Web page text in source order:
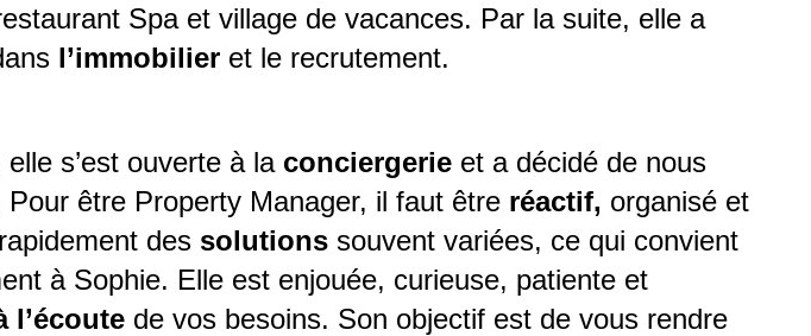
Spa et village de vacances. Par la suite, elle a
l’immobilier et le recrutement.
s’est ouverte à la conciergerie et a décidé de nous
Pour être Property Manager, il faut être réactif, organisé et
des solutions souvent variées, ce qui convient
à Sophie. Elle est enjouée, curieuse, patiente et
l’écoute de vos besoins. Son objectif est de vous rendre